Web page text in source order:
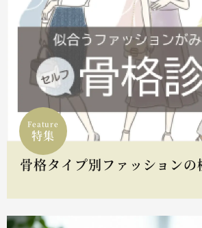
Feature
特集
骨格タイプ別ファッションの